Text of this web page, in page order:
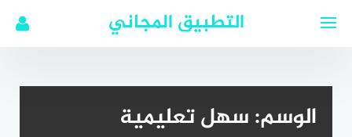
التطبيق المجاني
الوسم:سهل تعليمية